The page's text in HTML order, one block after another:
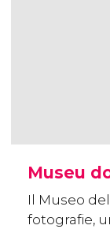
Museu
Il Museo
fotografie,